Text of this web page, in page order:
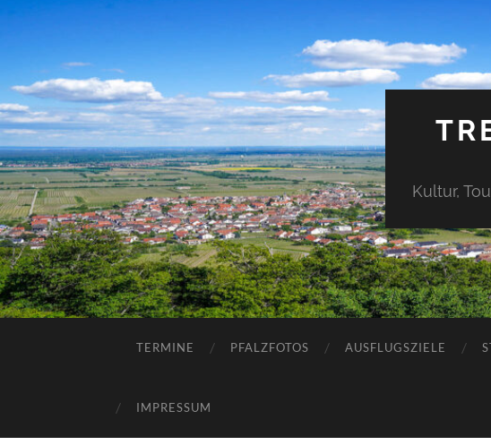
Kultur,
TERMINE PFALZFOTOS AUSFLUGSZIELE
IMPRESSUM